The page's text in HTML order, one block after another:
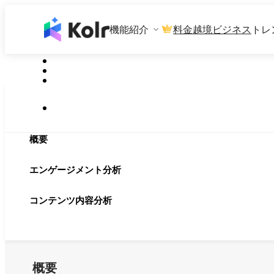
機能紹介 料金越境ビジネス ト
概要
エンゲージメント分析
コンテンツ内容分析
概要